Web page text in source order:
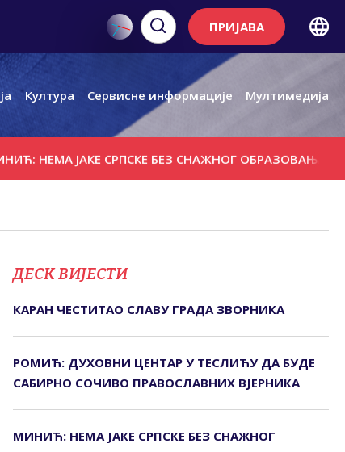
ПРИЈАВА
Култура Сервисне информације Мултимедија
ЈАКЕ СРПСКЕ БЕЗ СНАЖНОГ ОБРАЗОВАЊА, НАУКЕ И
ДЕСК ВИЈЕСТИ
КАРАН ЧЕСТИТАО СЛАВУ ГРАДА ЗВОРНИКА
РОМИЋ: ДУХОВНИ ЦЕНТАР У ТЕСЛИЋУ ДА БУДЕ
САБИРНО СОЧИВО ПРАВОСЛАВНИХ ВЈЕРНИКА
МИНИЋ: НЕМА ЈАКЕ СРПСКЕ БЕЗ СНАЖНОГ